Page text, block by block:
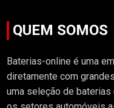
QUEM SOMOS
Baterias-online é uma
diretamente com
uma seleção de